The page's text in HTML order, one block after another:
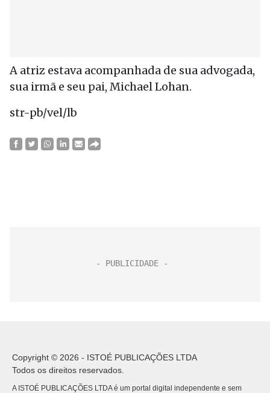
A atriz estava acompanhada de sua advogada,
sua irmã e seu pai, Michael Lohan.
str-pb/vel/lb
Copyright © 2026 - ISTOÉ PUBLICAÇÕES LTDA
Todos os direitos reservados.
A ISTOÉ PUBLICAÇÕES LTDA é um portal digital independente e sem